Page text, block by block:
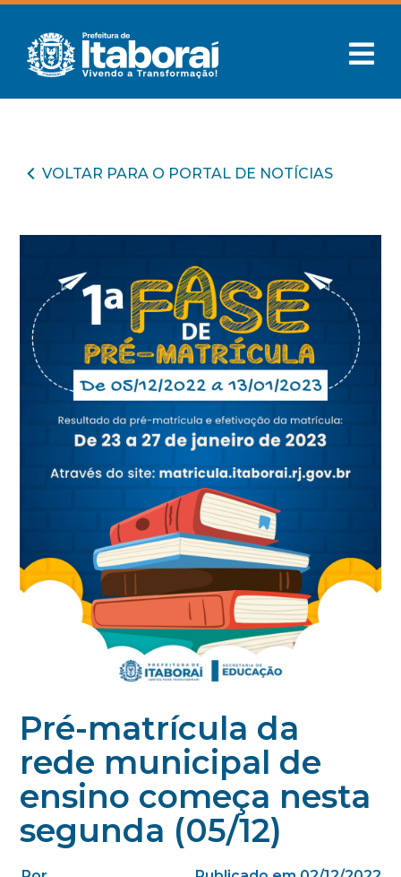
VOLTAR PARA O PORTAL DE NOTÍCIAS
Pré-matrícula da
rede municipal de
ensino começa nesta
segunda (05/12)